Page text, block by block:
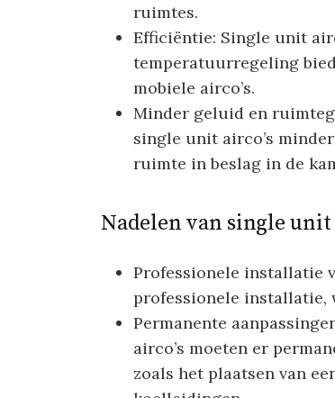
ruimtes.
Efficiëntie: Single unit
temperatuurregeling
mobiele airco’s.
Minder geluid en
single unit airco’s
ruimte in beslag in de
Nadelen van single unit
Professionele installatie
professionele installatie,
Permanente
airco’s moeten er
zoals het plaatsen van